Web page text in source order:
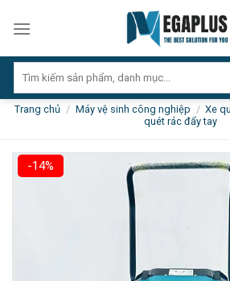
kiếm:
Trang chủ / Máy vệ sinh công nghiệp / Xe
quét rác đẩy tay
-14%